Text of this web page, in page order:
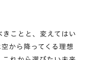
ことと、変えてはい
から降ってくる理想